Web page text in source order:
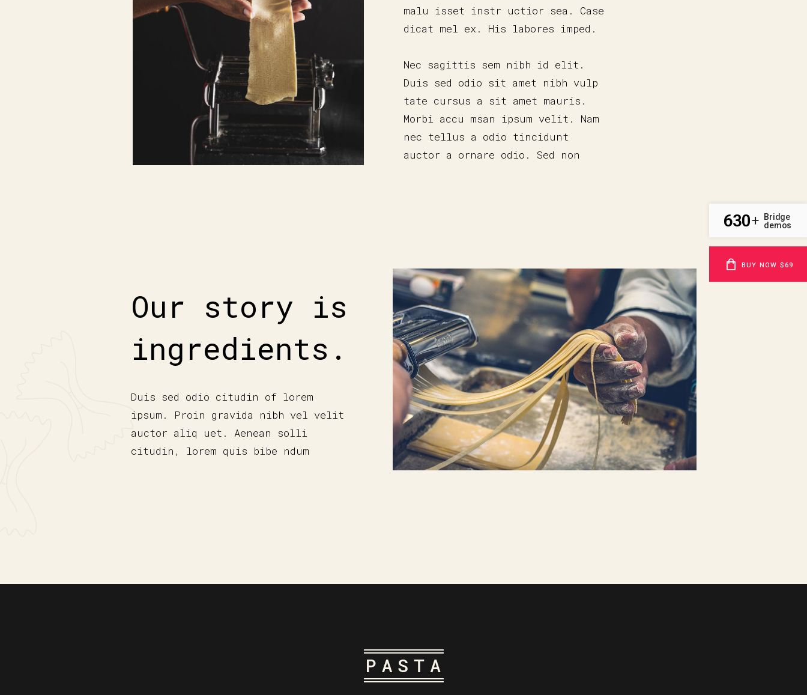
malu isset instr uctior sea. Case
dicat mel ex. His labores imped.
Nec sagittis sem nibh id elit.
Duis sed odio sit amet nibh vulp
tate cursus a sit amet mauris.
Morbi accu msan ipsum velit. Nam
nec tellus a odio tincidunt
auctor a ornare odio. Sed non
Our story is
ingredients.
Duis sed odio citudin of lorem
ipsum. Proin gravida nibh vel velit
auctor aliq uet. Aenean solli
citudin, lorem quis bibe ndum
630+
Bridge
demos
BUY NOW $69